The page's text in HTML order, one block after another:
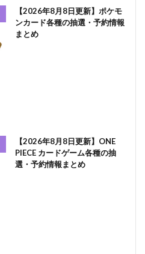
【2026年8月8日更新】ポケモ
ンカード各種の抽選・予約情報
まとめ
【2026年8月8日更新】ONE
PIECE カードゲーム各種の抽
選・予約情報まとめ